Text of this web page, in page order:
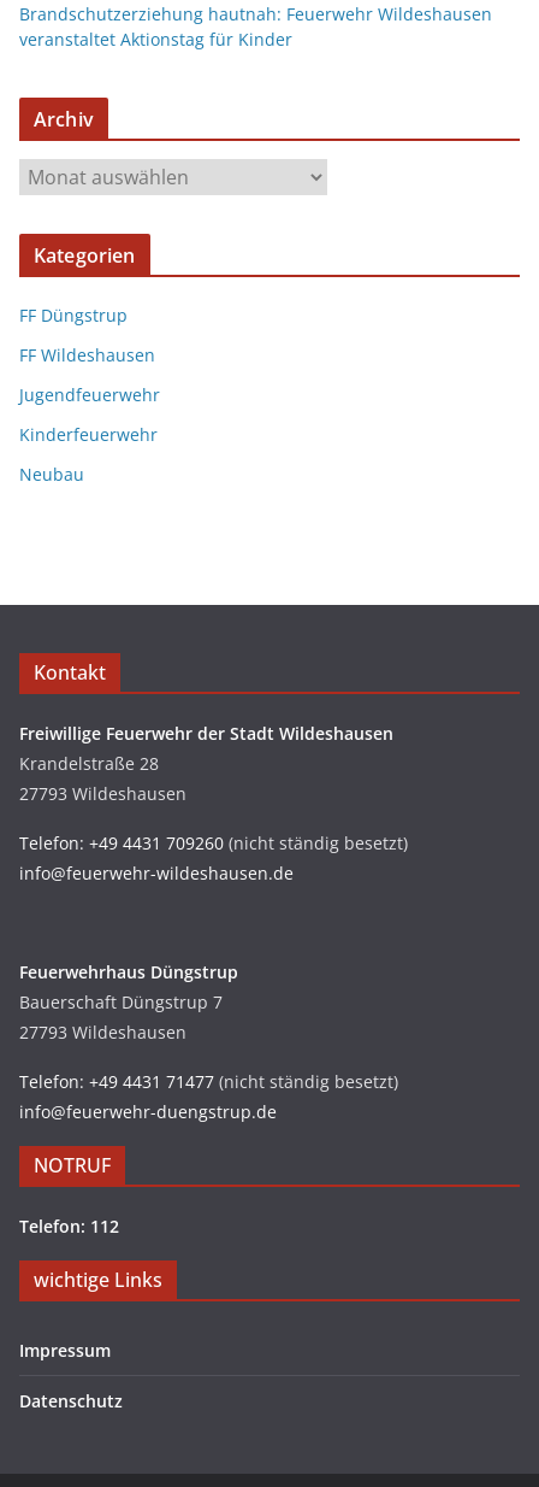
Brandschutzerziehung hautnah: Feuerwehr Wildeshausen
veranstaltet Aktionstag für Kinder
Archiv
Kategorien
FF Düngstrup
FF Wildeshausen
Jugendfeuerwehr
Kinderfeuerwehr
Neubau
Kontakt
Freiwillige Feuerwehr der Stadt Wildeshausen
Krandelstraße 28
27793 Wildeshausen
Telefon: +49 4431 709260 (nicht ständig besetzt)
info@feuerwehr-wildeshausen.de
Feuerwehrhaus Düngstrup
Bauerschaft Düngstrup 7
27793 Wildeshausen
Telefon: +49 4431 71477 (nicht ständig besetzt)
info@feuerwehr-duengstrup.de
NOTRUF
Telefon: 112
wichtige Links
Impressum
Datenschutz